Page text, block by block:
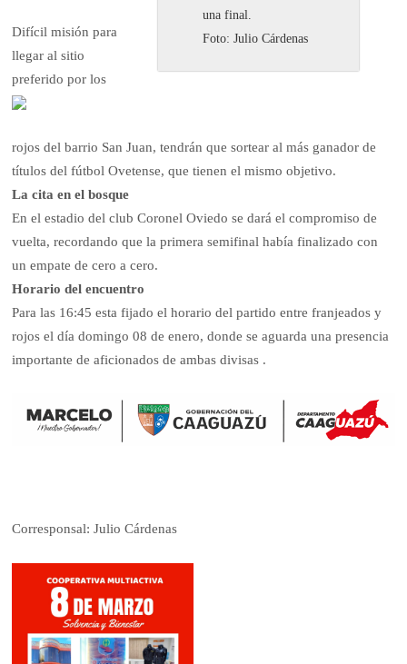
una final.
Foto: Julio Cárdenas
Difícil misión para
llegar al sitio
preferido por los
rojos del barrio San Juan, tendrán que sortear al más ganador de
títulos del fútbol Ovetense, que tienen el mismo objetivo.
La cita en el bosque
En el estadio del club Coronel Oviedo se dará el compromiso de
vuelta, recordando que la primera semifinal había finalizado con
un empate de cero a cero.
Horario del encuentro
Para las 16:45 esta fijado el horario del partido entre franjeados y
rojos el día domingo 08 de enero, donde se aguarda una presencia
importante de aficionados de ambas divisas .
Corresponsal: Julio Cárdenas